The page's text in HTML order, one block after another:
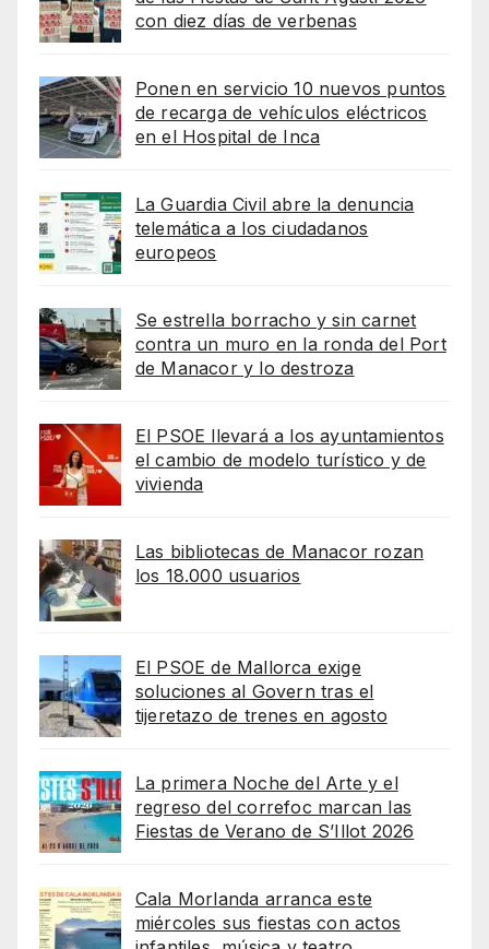
con diez días de verbenas
Ponen en servicio 10 nuevos puntos
de recarga de vehículos eléctricos
en el Hospital de Inca
La Guardia Civil abre la denuncia
telemática a los ciudadanos
europeos
Se estrella borracho y sin carnet
contra un muro en la ronda del Port
de Manacor y lo destroza
El PSOE llevará a los ayuntamientos
el cambio de modelo turístico y de
vivienda
Las bibliotecas de Manacor rozan
los 18.000 usuarios
El PSOE de Mallorca exige
soluciones al Govern tras el
tijeretazo de trenes en agosto
La primera Noche del Arte y el
regreso del correfoc marcan las
Fiestas de Verano de S’Illot 2026
Cala Morlanda arranca este
miércoles sus fiestas con actos